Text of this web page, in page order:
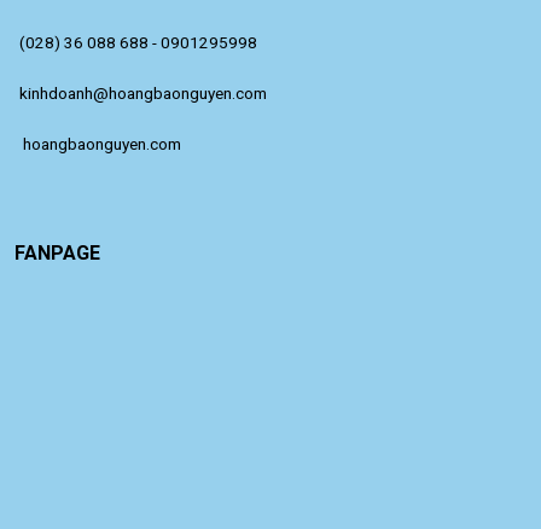
(028) 36 088 688 - 0901295998
kinhdoanh@hoangbaonguyen.com
hoangbaonguyen.com
FANPAGE